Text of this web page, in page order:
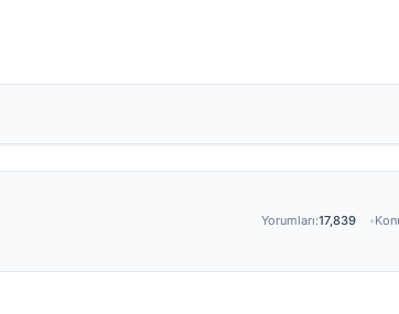
Yorumları:17,839